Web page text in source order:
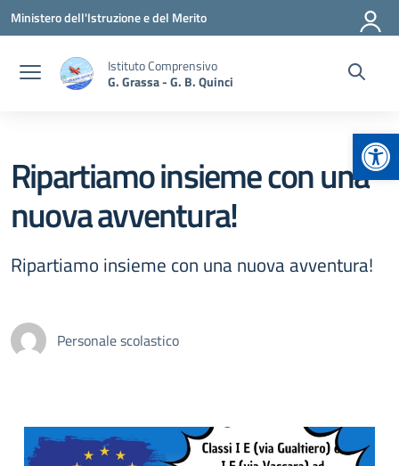
Vai ai contenuti
Vai al menu di navigazione
Vai al footer
Ministero dell'Istruzione e del Merito
Istituto Comprensivo
G. Grassa - G. B. Quinci
Ripartiamo insieme con una
nuova avventura!
Ripartiamo insieme con una nuova avventura!
Personale scolastico